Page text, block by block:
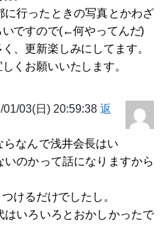
に行ったときの写真とかわざ
いですので(←何やってんだ)
、更新楽しみにしてます。
くお願いいたします。
03(日) 20:59:38 返
なんで浅井会長はい
のかって話になりますから
けるだけでしたし。
いろいろとおかしかったで